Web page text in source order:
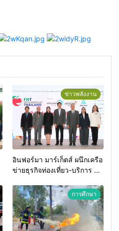
ข่าวพลังงาน
อินฟอร์มา มาร์เก็ตส์ ผนึกเครือ
ข่ายธุรกิจท่องเที่ยว-บริการ จัด
2026 เชื่อม 4 งานใหญ่ สร้าง
โอกาสธุรกิจครบวงจร ด้วย
ครับ
การศึกษา